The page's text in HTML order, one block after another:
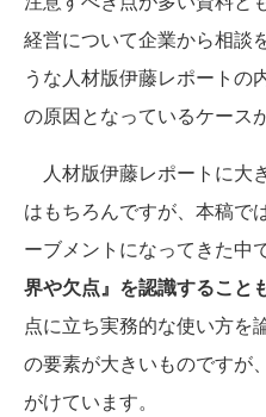
経営について企業から相談
うな人材版伊藤レポートの
の原因となっているケース
人材版伊藤レポートに大
はもちろんですが、本稿で
ーブメントになってきた中
界や欠点』を認識すること
点に立ち実務的な使い方を
の要素が大きいものですが
がけています。